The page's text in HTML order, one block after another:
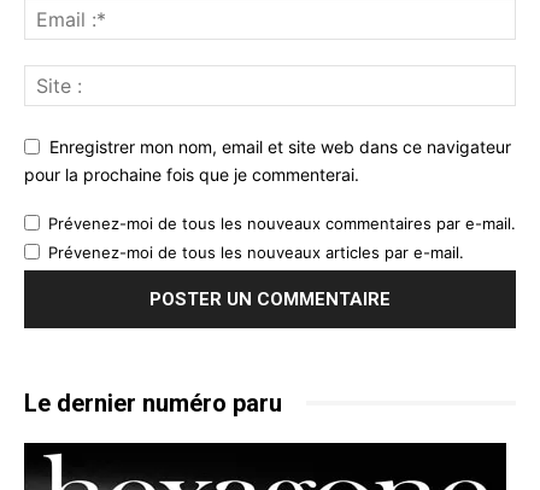
Enregistrer mon nom, email et site web dans ce navigateur
pour la prochaine fois que je commenterai.
Prévenez-moi de tous les nouveaux commentaires par e-mail.
Prévenez-moi de tous les nouveaux articles par e-mail.
Le dernier numéro paru